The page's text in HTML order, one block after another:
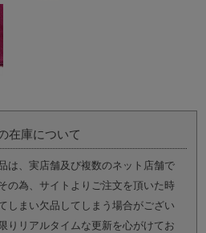
在庫について
は、実店舗及び複数のネット店舗で
の為、サイトよりご注文を頂いた時
しまい欠品してしまう場合がござい
りリアルタイムな更新を心がけてお